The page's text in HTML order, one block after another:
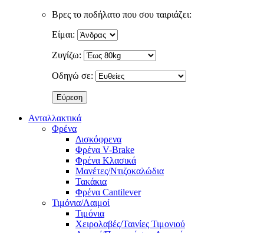
Βρες το ποδήλατο που σου ταιριάζει:
Είμαι:
Ζυγίζω:
Οδηγώ σε:
Ανταλλακτικά
Φρένα
Δισκόφρενα
Φρένα V-Brake
Φρένα Κλασικά
Μανέτες/Ντιζοκαλώδια
Τακάκια
Φρένα Cantilever
Τιμόνια/Λαιμοί
Τιμόνια
Χειρολαβές/Ταινίες Τιμονιού